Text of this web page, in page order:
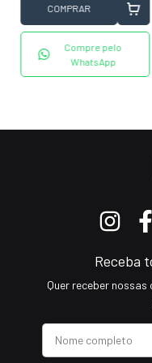
COMPRAR
Compre pelo
WhatsApp
Receba
Quer receber